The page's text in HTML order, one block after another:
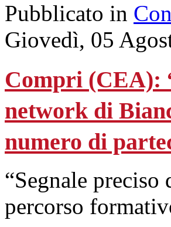
Pubblicato in
Giovedì, 05
Compri (CEA):
network di
numero di
“Segnale
percorso